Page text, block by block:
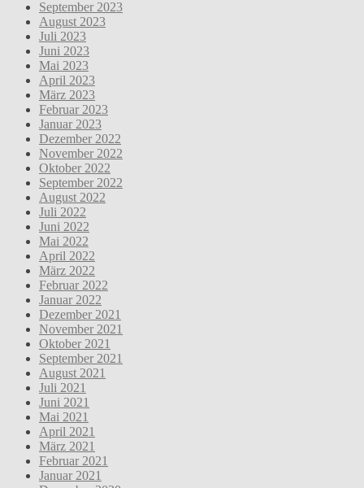
September 2023
August 2023
Juli 2023
Juni 2023
Mai 2023
April 2023
März 2023
Februar 2023
Januar 2023
Dezember 2022
November 2022
Oktober 2022
September 2022
August 2022
Juli 2022
Juni 2022
Mai 2022
April 2022
März 2022
Februar 2022
Januar 2022
Dezember 2021
November 2021
Oktober 2021
September 2021
August 2021
Juli 2021
Juni 2021
Mai 2021
April 2021
März 2021
Februar 2021
Januar 2021